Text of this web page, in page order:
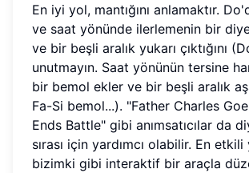
En iyi yol, mantığını anlamaktır.
ve saat yönünde ilerlemenin bir
ve bir beşli aralık yukarı çıktığını
unutmayın. Saat yönünün tersine
bir bemol ekler ve bir beşli aralık
Fa-Si bemol...). "Father Charles
Ends Battle" gibi anımsatıcılar da
sırası için yardımcı olabilir. En
bizimki gibi interaktif bir araçla